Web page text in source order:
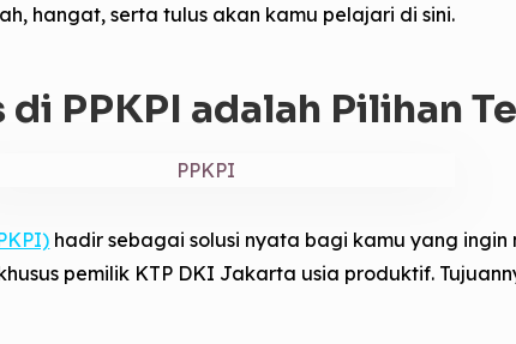
hangat, serta tulus akan kamu pelajari di sini.
PPKPI adalah Pilihan
hadir sebagai solusi nyata bagi kamu yang
pemilik KTP DKI Jakarta usia produktif.